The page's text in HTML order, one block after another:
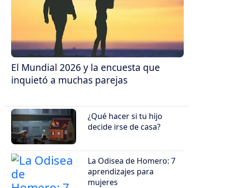
El Mundial 2026 y la encuesta que
inquietó a muchas parejas
¿Qué hacer si tu hijo
decide irse de casa?
La Odisea de Homero: 7
aprendizajes para
mujeres